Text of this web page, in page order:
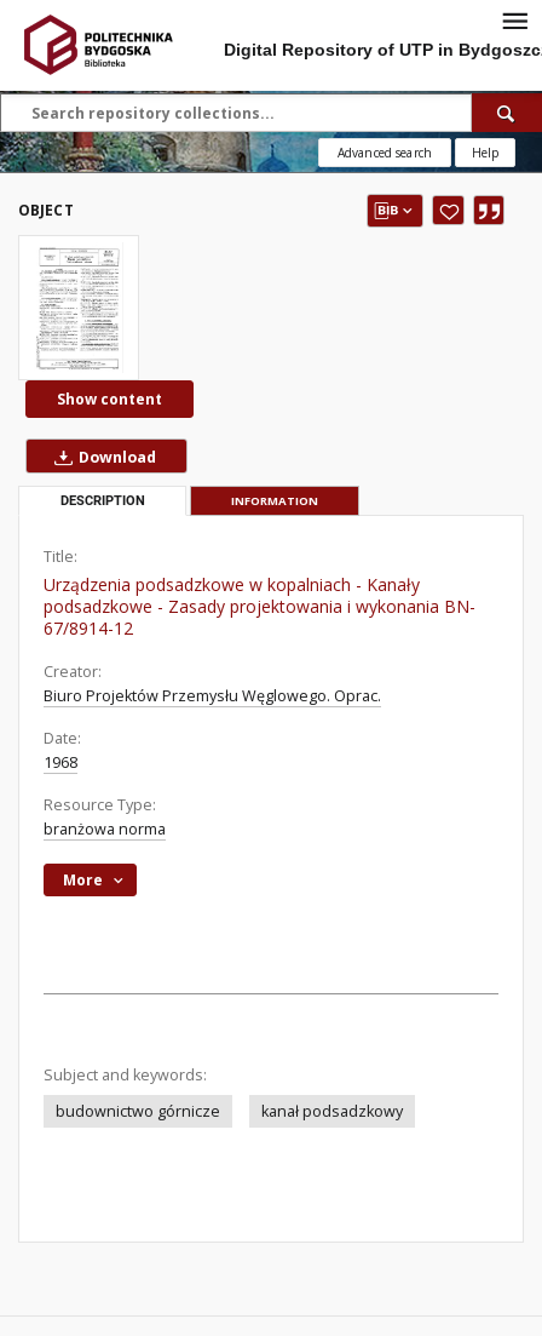
Digital Repository of UTP in
Advanced search Help
OBJECT
Show content
Download
DESCRIPTION INFORMATION
Title:
Urządzenia podsadzkowe w kopalniach - Kanały
podsadzkowe - Zasady projektowania i wykonania BN-
67/8914-12
Creator:
Biuro Projektów Przemysłu Węglowego. Oprac.
Date:
1968
Resource Type:
branżowa norma
More
Subject and keywords:
budownictwo górnicze
kanał podsadzkowy